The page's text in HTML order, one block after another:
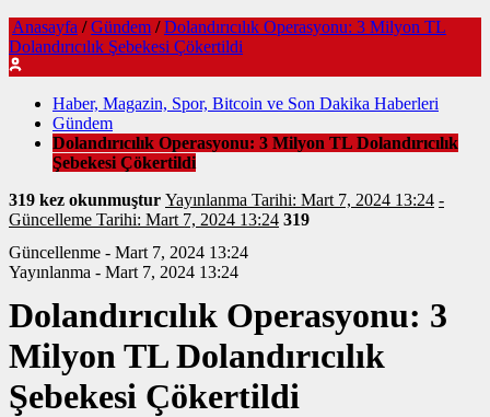
Anasayfa / Gündem / Dolandırıcılık Operasyonu: 3 Milyon TL
Dolandırıcılık Şebekesi Çökertildi
Haber, Magazin, Spor, Bitcoin ve Son Dakika Haberleri
Gündem
Dolandırıcılık Operasyonu: 3 Milyon TL Dolandırıcılık
Şebekesi Çökertildi
319 kez okunmuştur Yayınlanma Tarihi: Mart 7, 2024 13:24 -
Güncelleme Tarihi: Mart 7, 2024 13:24 319
Güncellenme - Mart 7, 2024 13:24
Yayınlanma - Mart 7, 2024 13:24
Dolandırıcılık Operasyonu: 3
Milyon TL Dolandırıcılık
Şebekesi Çökertildi